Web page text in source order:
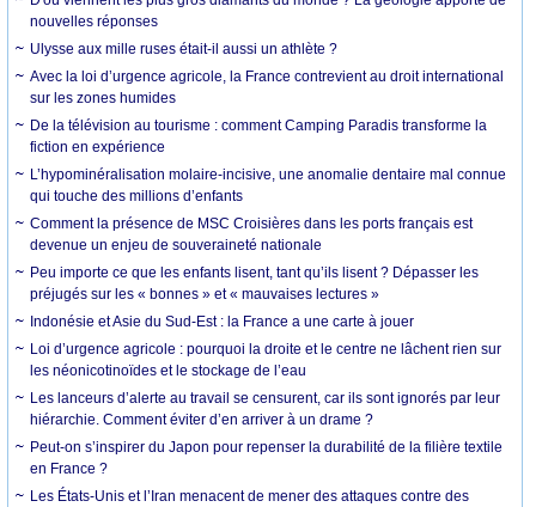
nouvelles réponses
Ulysse aux mille ruses était-il aussi un athlète ?
Avec la loi d’urgence agricole, la France contrevient au droit international
sur les zones humides
De la télévision au tourisme : comment Camping Paradis transforme la
fiction en expérience
L’hypominéralisation molaire-incisive, une anomalie dentaire mal connue
qui touche des millions d’enfants
Comment la présence de MSC Croisières dans les ports français est
devenue un enjeu de souveraineté nationale
Peu importe ce que les enfants lisent, tant qu’ils lisent ? Dépasser les
préjugés sur les « bonnes » et « mauvaises lectures »
Indonésie et Asie du Sud-Est : la France a une carte à jouer
Loi d’urgence agricole : pourquoi la droite et le centre ne lâchent rien sur
les néonicotinoïdes et le stockage de l’eau
Les lanceurs d’alerte au travail se censurent, car ils sont ignorés par leur
hiérarchie. Comment éviter d’en arriver à un drame ?
Peut-on s’inspirer du Japon pour repenser la durabilité de la filière textile
en France ?
Les États-Unis et l’Iran menacent de mener des attaques contre des